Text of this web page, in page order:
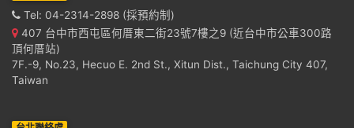
Tel: 04-2314-2898 (採預約制)
407 台中市西屯區何厝東二街23號7樓之9 (近台中市公車300路
頂何厝站)
7F.-9, No.23, Hecuo E. 2nd St., Xitun Dist., Taichung City 407,
Taiwan